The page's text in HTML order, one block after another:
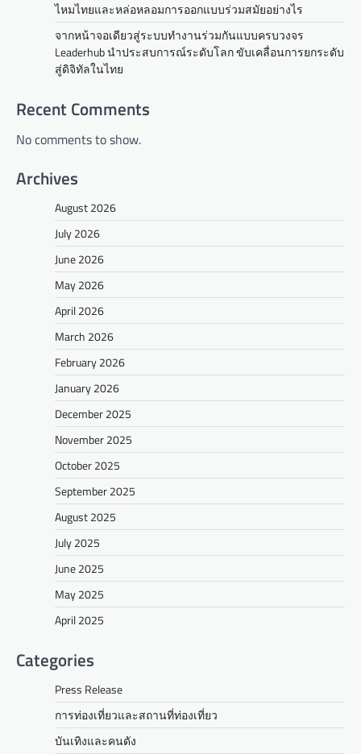
ไหมไทยและหล่อหลอมการออกแบบร่วมสมัยอย่างไร
จากหน้าจอเดียวสู่ระบบทำงานร่วมกันแบบครบวงจร
Leaderhub นำประสบการณ์ระดับโลก ขับเคลื่อนการยกระดับ
สู่ดิจิทัลในไทย
Recent Comments
No comments to show.
Archives
August 2026
July 2026
June 2026
May 2026
April 2026
March 2026
February 2026
January 2026
December 2025
November 2025
October 2025
September 2025
August 2025
July 2025
June 2025
May 2025
April 2025
Categories
Press Release
การท่องเที่ยวและสถานที่ท่องเที่ยว
บันเทิงและคนดัง